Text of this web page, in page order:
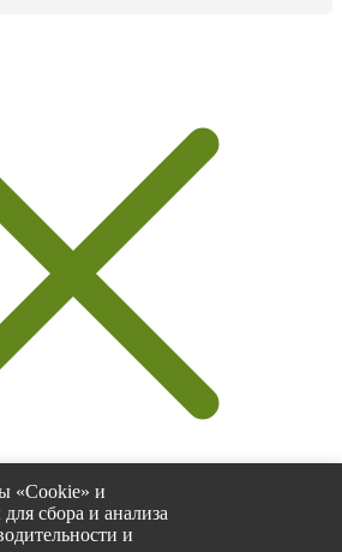
«Cookie» и
сбора и анализа
и